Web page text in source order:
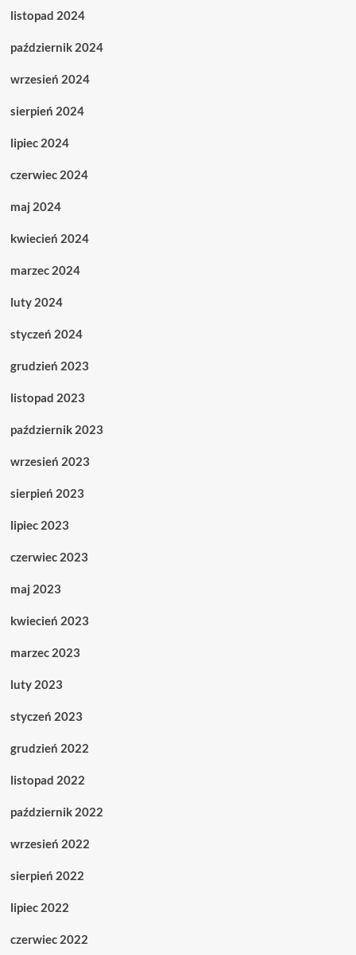
listopad 2024
październik 2024
wrzesień 2024
sierpień 2024
lipiec 2024
czerwiec 2024
maj 2024
kwiecień 2024
marzec 2024
luty 2024
styczeń 2024
grudzień 2023
listopad 2023
październik 2023
wrzesień 2023
sierpień 2023
lipiec 2023
czerwiec 2023
maj 2023
kwiecień 2023
marzec 2023
luty 2023
styczeń 2023
grudzień 2022
listopad 2022
październik 2022
wrzesień 2022
sierpień 2022
lipiec 2022
czerwiec 2022